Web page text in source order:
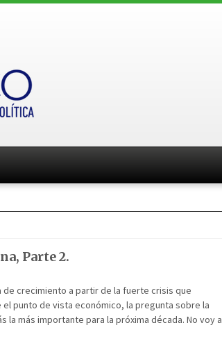
Parte 2.
crecimiento a partir de la fuerte crisis que
el punto de vista económico, la pregunta sobre la
más importante para la próxima década. No voy a